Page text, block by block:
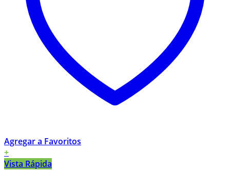
Agregar a Favoritos
+
Vista Rápida